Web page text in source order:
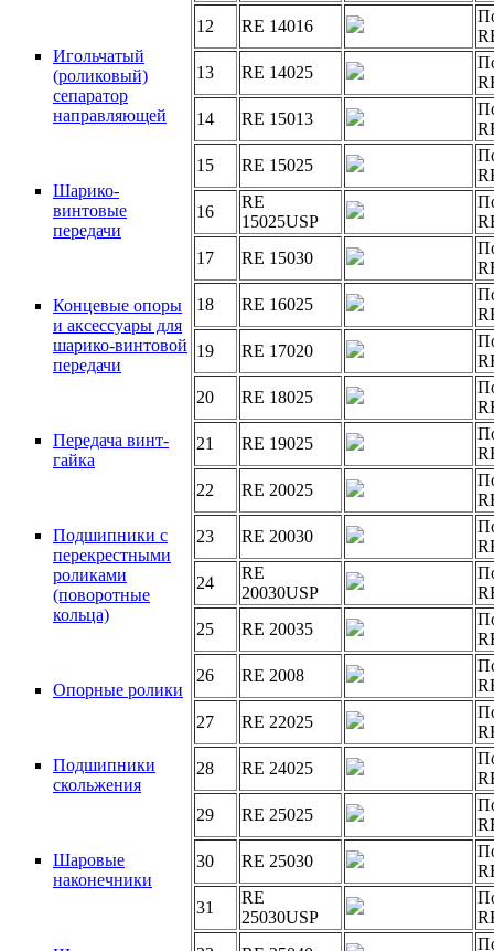
Игольчатый
(роликовый)
сепаратор
направляющей
Шарико-
винтовые
передачи
Концевые опоры
и аксессуары для
шарико-винтовой
передачи
Передача винт-
гайка
Подшипники с
перекрестными
роликами
(поворотные
кольца)
Опорные ролики
Подшипники
скольжения
Шаровые
наконечники
12
RE 14016
13
RE 14025
14
RE 15013
15
RE 15025
16
RE
15025USP
17
RE 15030
18
RE 16025
19
RE 17020
20
RE 18025
21
RE 19025
22
RE 20025
23
RE 20030
24
RE
20030USP
25
RE 20035
26
RE 2008
27
RE 22025
28
RE 24025
29
RE 25025
30
RE 25030
31
RE
25030USP